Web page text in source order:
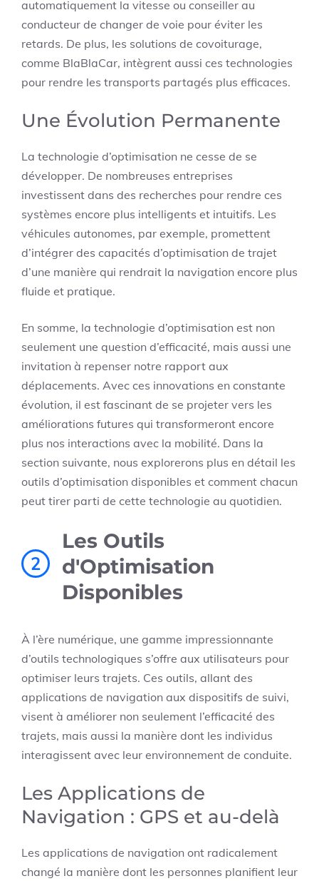
automatiquement la vitesse ou conseiller au
conducteur de changer de voie pour éviter les
retards. De plus, les solutions de covoiturage,
comme BlaBlaCar, intègrent aussi ces technologies
pour rendre les transports partagés plus efficaces.
Une Évolution Permanente
La technologie d’optimisation ne cesse de se
développer. De nombreuses entreprises
investissent dans des recherches pour rendre ces
systèmes encore plus intelligents et intuitifs. Les
véhicules autonomes, par exemple, promettent
d’intégrer des capacités d’optimisation de trajet
d’une manière qui rendrait la navigation encore plus
fluide et pratique.
En somme, la technologie d’optimisation est non
seulement une question d’efficacité, mais aussi une
invitation à repenser notre rapport aux
déplacements. Avec ces innovations en constante
évolution, il est fascinant de se projeter vers les
améliorations futures qui transformeront encore
plus nos interactions avec la mobilité. Dans la
section suivante, nous explorerons plus en détail les
outils d’optimisation disponibles et comment chacun
peut tirer parti de cette technologie au quotidien.
2
Les Outils
d'Optimisation
Disponibles
À l’ère numérique, une gamme impressionnante
d’outils technologiques s’offre aux utilisateurs pour
optimiser leurs trajets. Ces outils, allant des
applications de navigation aux dispositifs de suivi,
visent à améliorer non seulement l’efficacité des
trajets, mais aussi la manière dont les individus
interagissent avec leur environnement de conduite.
Les Applications de
Navigation : GPS et au-delà
Les applications de navigation ont radicalement
changé la manière dont les personnes planifient leur